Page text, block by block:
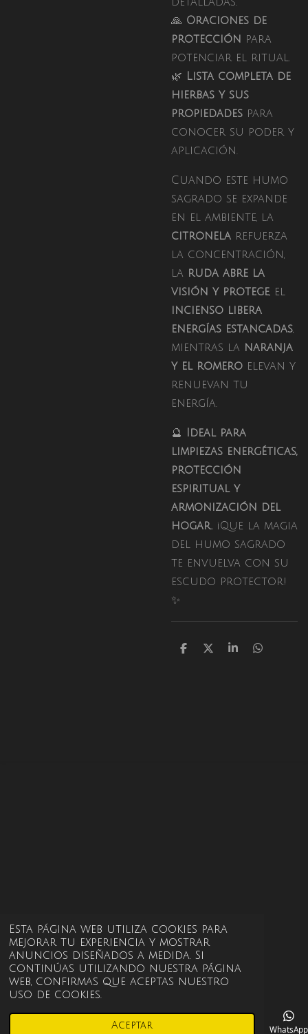
Esta página web utiliza cookies para
mejorar tu experiencia y mostrar
anuncios diseñados a medida. Si
continúas utilizando nuestra página
web, confirmas que aceptas nuestro
uso de cookies.
Aceptar
🙏 Oraciones de
protección para
potenciar el ritual.
🌿 Lista completa de
hierbas y sus
propiedades para
conocer su poder y
aplicación.
Cuando este humo
sagrado se expande
en el ambiente, la
citronela refuerza
la concentración,
la ruda abre la
visión y protege, el
incienso libera
energías estancadas,
mientras la naranja
y el romero elevan y
renuevan tu
energía.
🔮
Ideal para
limpiezas energéticas,
protección
espiritual y
armonización del
hogar. ¡Que la magia
del humo sagrado
te envuelva con su
escudo protector!
✨
C
C
C
C
WhatsApp